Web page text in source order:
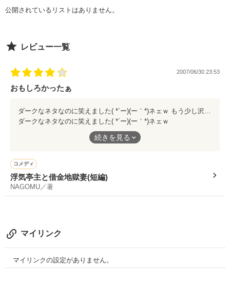
公開されているリストはありません。
レビュー一覧
2007/06/30 23:53
おもしろかったぁ
ダークなネタなのに笑えました( *´ー)(ー｀*)ネェｗ
もう少し沢山読みたかったです。そこが残念
続きを見る
コメディ
浮気亭主と借金地獄妻(短編)
NAGOMU／著
マイリンク
マイリンクの設定がありません。